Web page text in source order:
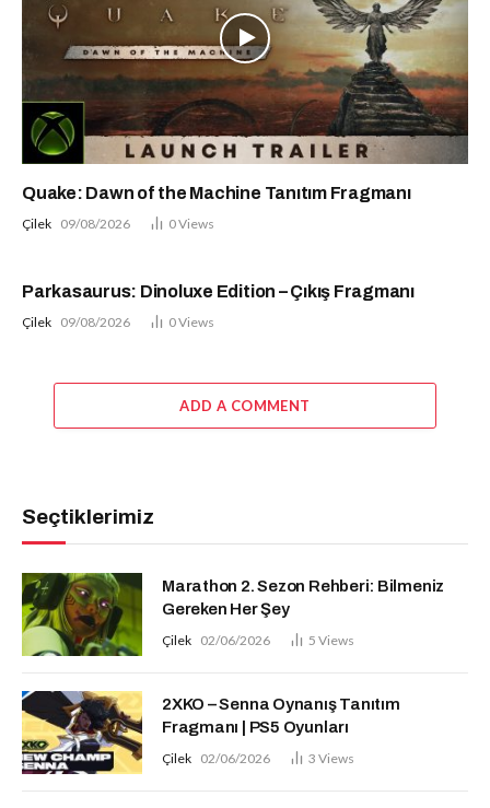
Quake: Dawn of the Machine Tanıtım Fragmanı
Çilek 09/08/2026 0Views
Parkasaurus: Dinoluxe Edition – Çıkış Fragmanı
Çilek 09/08/2026 0Views
ADD A COMMENT
Seçtiklerimiz
Marathon 2. Sezon Rehberi: Bilmeniz
Gereken Her Şey
Çilek 02/06/2026 5 Views
2XKO – Senna Oynanış Tanıtım
Fragmanı | PS5 Oyunları
Çilek 02/06/2026 3 Views